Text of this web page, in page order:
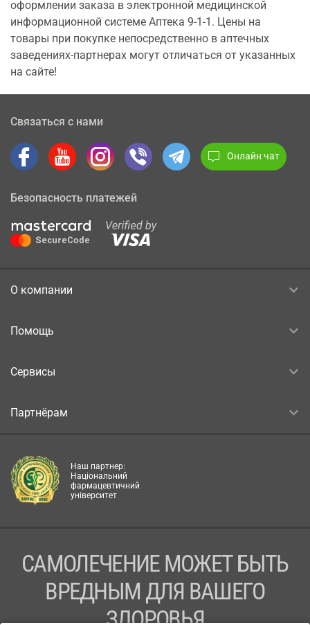
оформлении заказа в электронной медицинской
информационной системе Аптека 9-1-1. Цены на
товары при покупке непосредственно в аптечных
заведениях-партнерах могут отличаться от указанных
на сайте!
Связаться с нами
Онлайн чат
Безопасность платежей
О компании
Помощь
Сервисы
Партнёрам
Наш партнер:
Національний
фармацевтичний
університет
САМОЛЕЧЕНИЕ МОЖЕТ БЫТЬ
ВРЕДНЫМ ДЛЯ ВАШЕГО
ЗДОРОВЬЯ